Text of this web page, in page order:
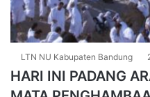
LTN NU Kabupaten Bandung
HARI INI PADANG